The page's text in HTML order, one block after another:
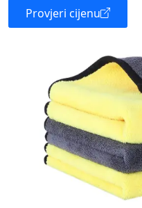
Provjeri cijenu